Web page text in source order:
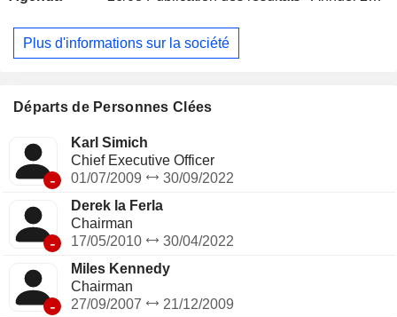
souterraines. Le projet Black Butte consiste en des activités
d’évaluation pour le projet cuprifère Black Butte, situé dans
développement de la mine de cuivre Motheo, ainsi que les
et en Namibie, au sein de la ceinture cuprifère du Kalahari.
Le segment « Exploration et autres » englobe ses activités
d’exploration et d’évaluation.
Plus d'informations sur la société
Départs de Personnes Clées
-
Karl Simich
Chief Executive Officer
01/07/2009
30/09/2022
-
Derek la Ferla
Chairman
17/05/2010
30/04/2022
-
Miles Kennedy
Chairman
27/09/2007
21/12/2009